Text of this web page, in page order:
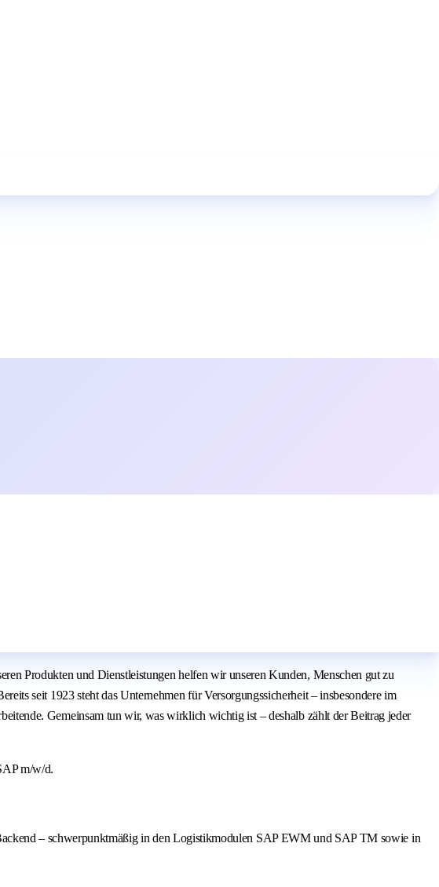
Produkten und Dienstleistungen helfen wir unseren Kunden, Menschen gut zu
seit 1923 steht das Unternehmen für Versorgungssicherheit – insbesondere im
Gemeinsam tun wir, was wirklich wichtig ist – deshalb zählt der Beitrag jeder
m/w/d.
– schwerpunktmäßig in den Logistikmodulen SAP EWM und SAP TM sowie in